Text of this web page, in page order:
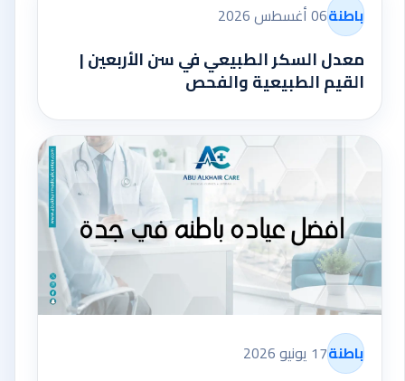
باطنة06 أغسطس 2026
معدل السكر الطبيعي في سن الأربعين |
القيم الطبيعية والفحص
باطنة17 يونيو 2026